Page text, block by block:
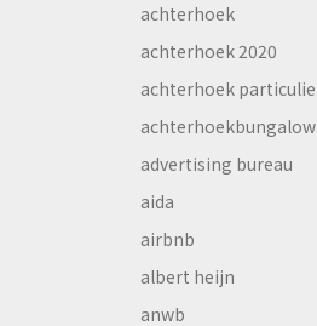
achterhoek
achterhoek 2020
achterhoek
achterhoekbungalow
advertising bureau
aida
airbnb
albert heijn
anwb